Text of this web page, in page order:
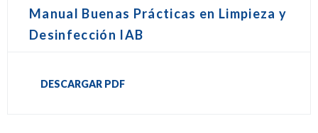
Manual Buenas Prácticas en Limpieza y
Desinfección IAB
DESCARGAR PDF